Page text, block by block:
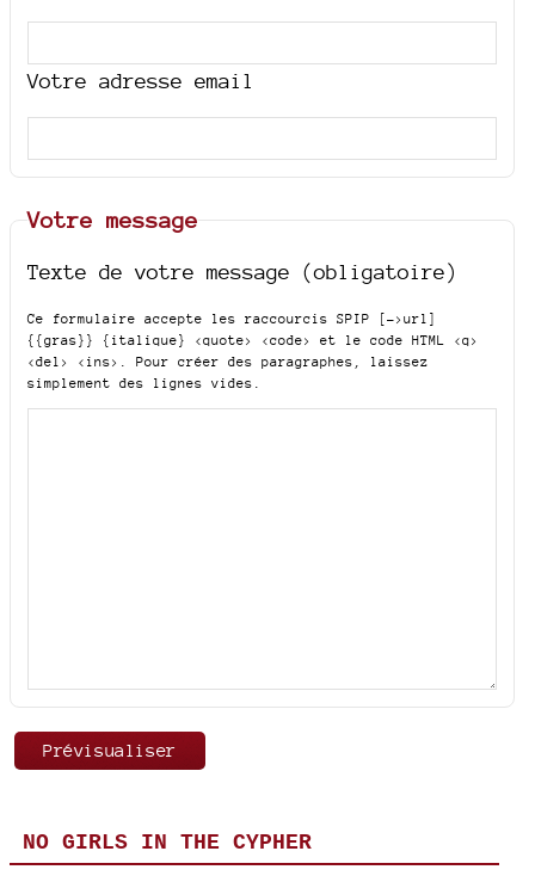
Votre adresse email
Votre message
Texte de votre message (obligatoire)
Ce formulaire accepte les raccourcis SPIP
[->url]
{{gras}} {italique} <quote> <code>
et le code HTML <q>
<del> <ins>
. Pour créer des paragraphes, laissez
simplement des lignes vides.
NO GIRLS IN THE CYPHER